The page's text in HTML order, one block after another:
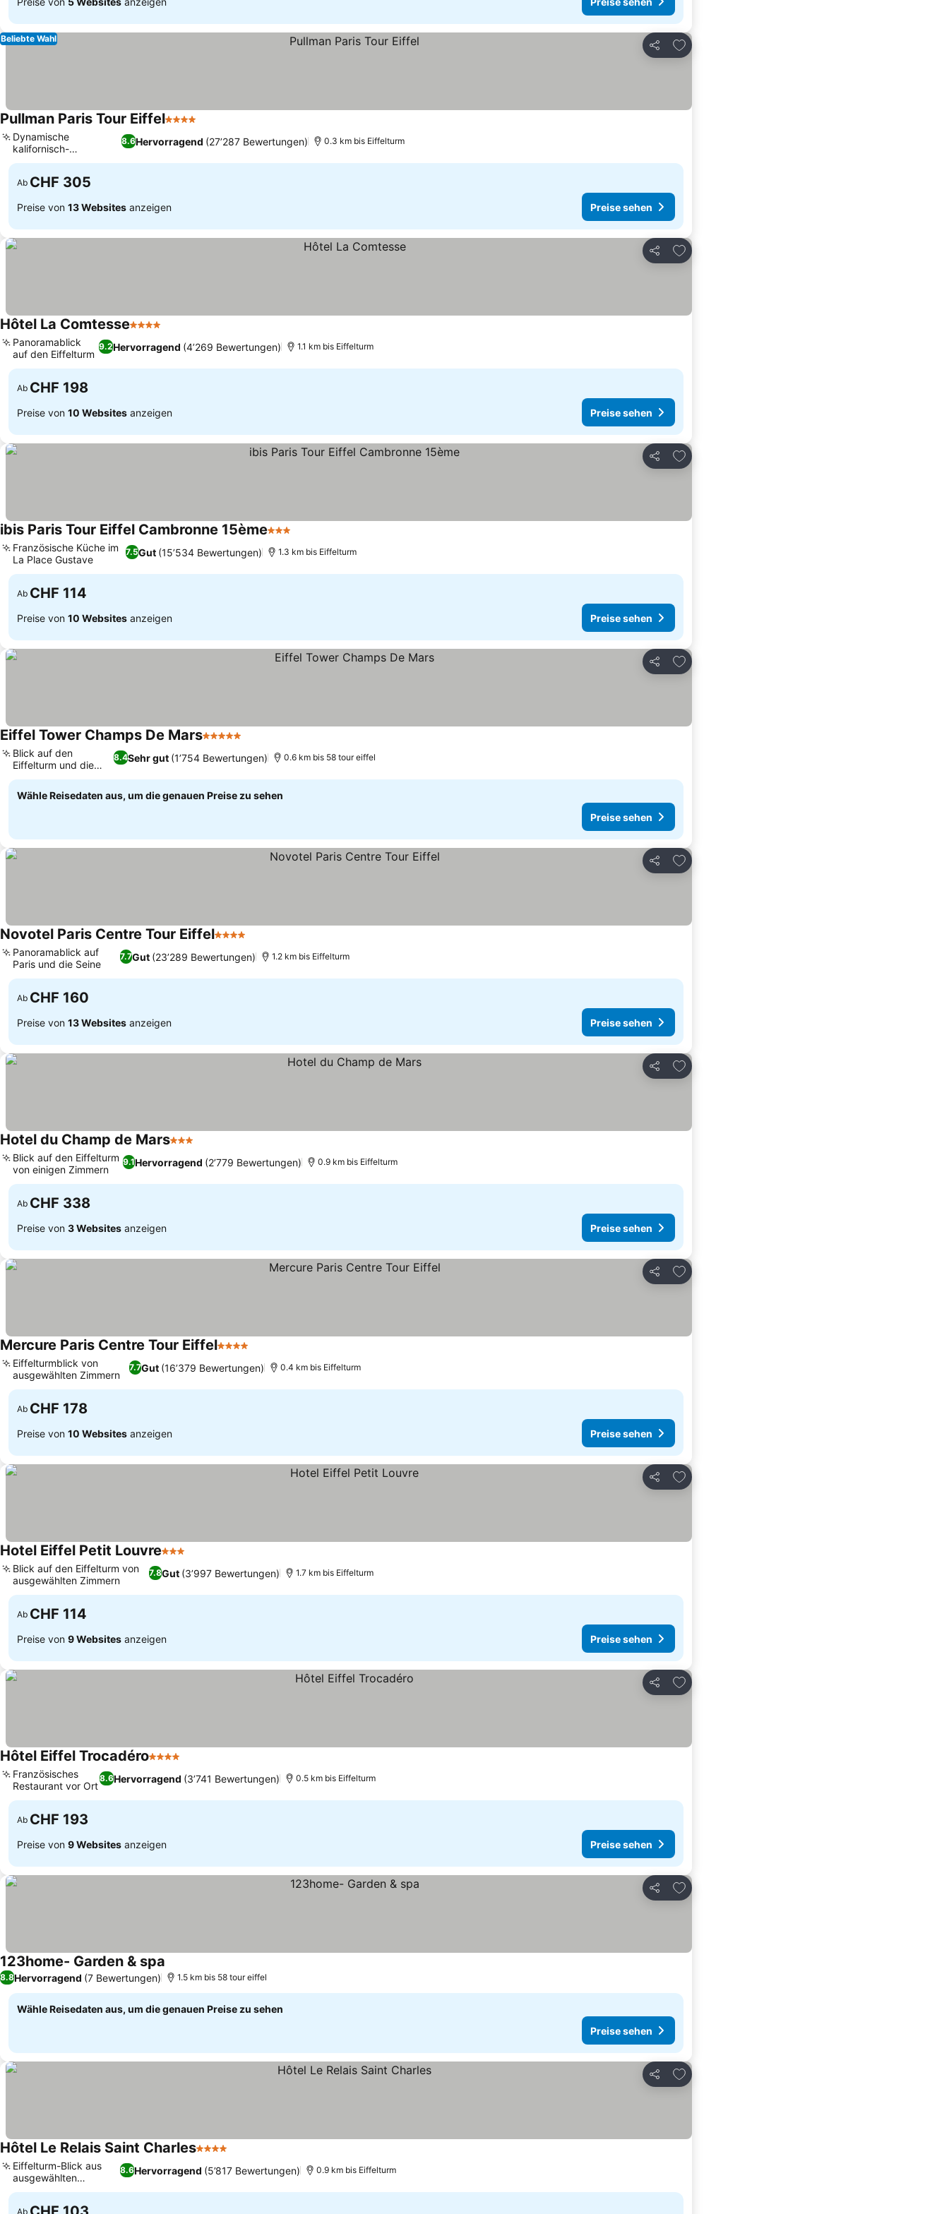
Teilen
Zu Favoriten hinzufügen
Beliebte Wahl
Pullman Paris Tour Eiffel4 Sterne
8.6Hervorragend (27’287 Bewertungen)
Dynamische
kalifornisch-
französische Küche
0.3 km bis Eiffelturm
Ab CHF 305
Preise von 13 Websites anzeigen Preise sehen
Teilen
Zu Favoriten hinzufügen
Hôtel La Comtesse4 Sterne
9.2Hervorragend (4’269 Bewertungen)
Panoramablick
auf den Eiffelturm
1.1 km bis Eiffelturm
Ab CHF 198
Preise von 10 Websites anzeigen Preise sehen
Teilen
Zu Favoriten hinzufügen
ibis Paris Tour Eiffel Cambronne 15ème3 Sterne
7.5Gut (15’534 Bewertungen)
Französische Küche im
La Place Gustave
1.3 km bis Eiffelturm
Ab CHF 114
Preise von 10 Websites anzeigen Preise sehen
Teilen
Zu Favoriten hinzufügen
Eiffel Tower Champs De Mars5 Sterne
8.4Sehr gut (1’754 Bewertungen)
Blick auf den
Eiffelturm und die
Stadt
0.6 km bis 58 tour eiffel
Wähle Reisedaten aus, um die genauen Preise zu sehen
Preise sehen
Teilen
Zu Favoriten hinzufügen
Novotel Paris Centre Tour Eiffel4 Sterne
7.7Gut (23’289 Bewertungen)
Panoramablick auf
Paris und die Seine
1.2 km bis Eiffelturm
Ab CHF 160
Preise von 13 Websites anzeigen Preise sehen
Teilen
Zu Favoriten hinzufügen
Hotel du Champ de Mars3 Sterne
9.1Hervorragend (2’779 Bewertungen)
Blick auf den Eiffelturm
von einigen Zimmern
0.9 km bis Eiffelturm
Ab CHF 338
Preise von 3 Websites anzeigen Preise sehen
Teilen
Zu Favoriten hinzufügen
Mercure Paris Centre Tour Eiffel4 Sterne
7.7Gut (16’379 Bewertungen)
Eiffelturmblick von
ausgewählten Zimmern
0.4 km bis Eiffelturm
Ab CHF 178
Preise von 10 Websites anzeigen Preise sehen
Teilen
Zu Favoriten hinzufügen
Hotel Eiffel Petit Louvre3 Sterne
7.8Gut (3’997 Bewertungen)
Blick auf den Eiffelturm von
ausgewählten Zimmern
1.7 km bis Eiffelturm
Ab CHF 114
Preise von 9 Websites anzeigen Preise sehen
Teilen
Zu Favoriten hinzufügen
Hôtel Eiffel Trocadéro4 Sterne
8.6Hervorragend (3’741 Bewertungen)
Französisches
Restaurant vor Ort
0.5 km bis Eiffelturm
Ab CHF 193
Preise von 9 Websites anzeigen Preise sehen
Teilen
Zu Favoriten hinzufügen
123home- Garden & spa
8.8Hervorragend (7 Bewertungen) 1.5 km bis 58 tour eiffel
Wähle Reisedaten aus, um die genauen Preise zu sehen
Preise sehen
Teilen
Zu Favoriten hinzufügen
Hôtel Le Relais Saint Charles4 Sterne
8.6Hervorragend (5’817 Bewertungen)
Eiffelturm-Blick aus
ausgewählten
Zimmern
0.9 km bis Eiffelturm
Ab